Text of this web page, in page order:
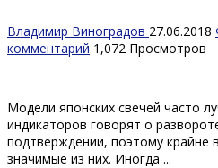
Владимир Виноградов 27.06.2018
комментарий 1,072 Просмотров
Модели японских свечей часто
индикаторов говорят о
подтверждении, поэтому крайне
значимые из них. Иногда ...